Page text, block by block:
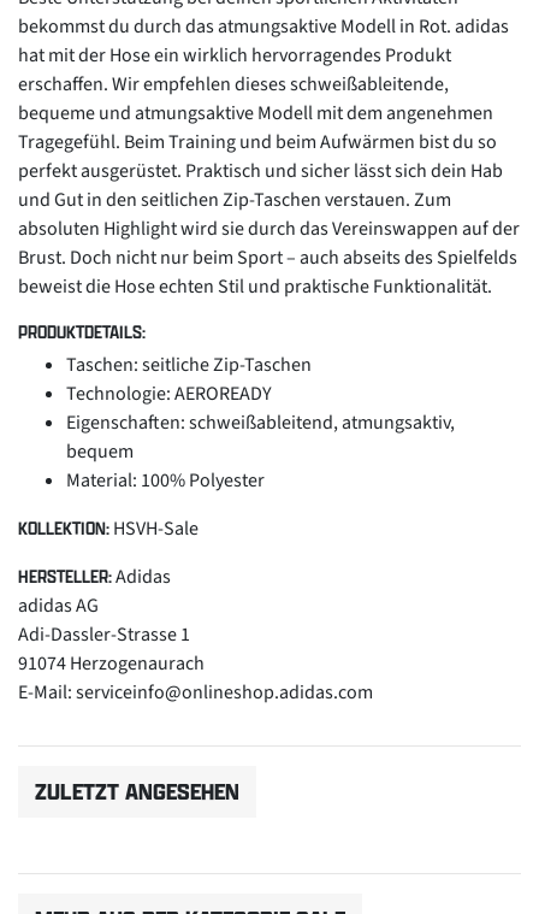
bekommst du durch das atmungsaktive Modell in Rot. adidas
hat mit der Hose ein wirklich hervorragendes Produkt
erschaffen. Wir empfehlen dieses schweißableitende,
bequeme und atmungsaktive Modell mit dem angenehmen
Tragegefühl. Beim Training und beim Aufwärmen bist du so
perfekt ausgerüstet. Praktisch und sicher lässt sich dein Hab
und Gut in den seitlichen Zip-Taschen verstauen. Zum
absoluten Highlight wird sie durch das Vereinswappen auf der
Brust. Doch nicht nur beim Sport – auch abseits des Spielfelds
beweist die Hose echten Stil und praktische Funktionalität.
PRODUKTDETAILS:
Taschen: seitliche Zip-Taschen
Technologie: AEROREADY
Eigenschaften: schweißableitend, atmungsaktiv,
bequem
Material: 100% Polyester
KOLLEKTION: HSVH-Sale
HERSTELLER:Adidas
adidas AG
Adi-Dassler-Strasse 1
91074 Herzogenaurach
E-Mail: serviceinfo@onlineshop.adidas.com
ZULETZT ANGESEHEN